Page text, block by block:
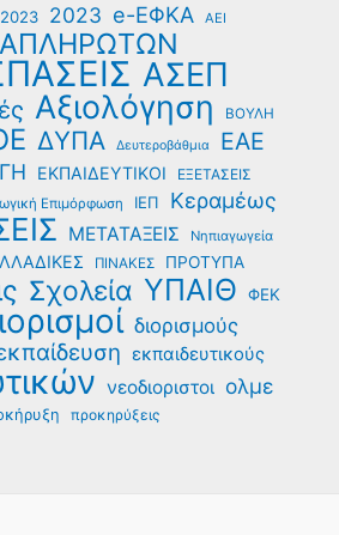
2023 e-ΕΦΚΑ ΑΕΙ
ΑΣΕΠ
Αξιολόγηση ΒΟΥΛΗ
ΔΥΠΑ Δευτεροβάθμια ΕΑΕ
ΕΚΠΑΙΔΕΥΤΙΚΟΙ ΕΞΕΤΑΣΕΙΣ
Επιμόρφωση ΙΕΠ Κεραμέως
ΜΕΤΑΤΑΞΕΙΣ
Νηπιαγωγεία
ΠΙΝΑΚΕΣ ΠΡΟΤΥΠΑ
Σχολεία ΥΠΑΙΘ ΦΕΚ
διορισμούς
εκπαιδευτικούς
νεοδιοριστοι ολμε
προκηρύξεις